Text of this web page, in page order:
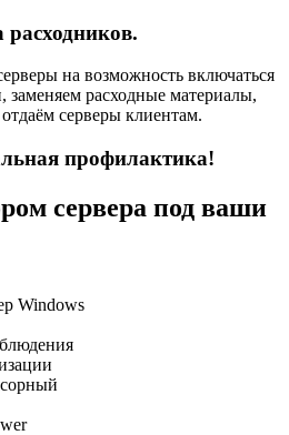
расходников.
на возможность включаться
расходные материалы,
серверы клиентам.
профилактика!
сервера под ваши
Windows